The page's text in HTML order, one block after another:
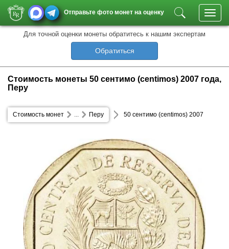
Отправьте фото монет на оценку
Для точной оценки монеты обратитесь к нашим экспертам
Обратиться
Стоимость монеты 50 сентимо (centimos) 2007 года,
Перу
Стоимость монет Перу
... 50 сентимо (centimos) 2007